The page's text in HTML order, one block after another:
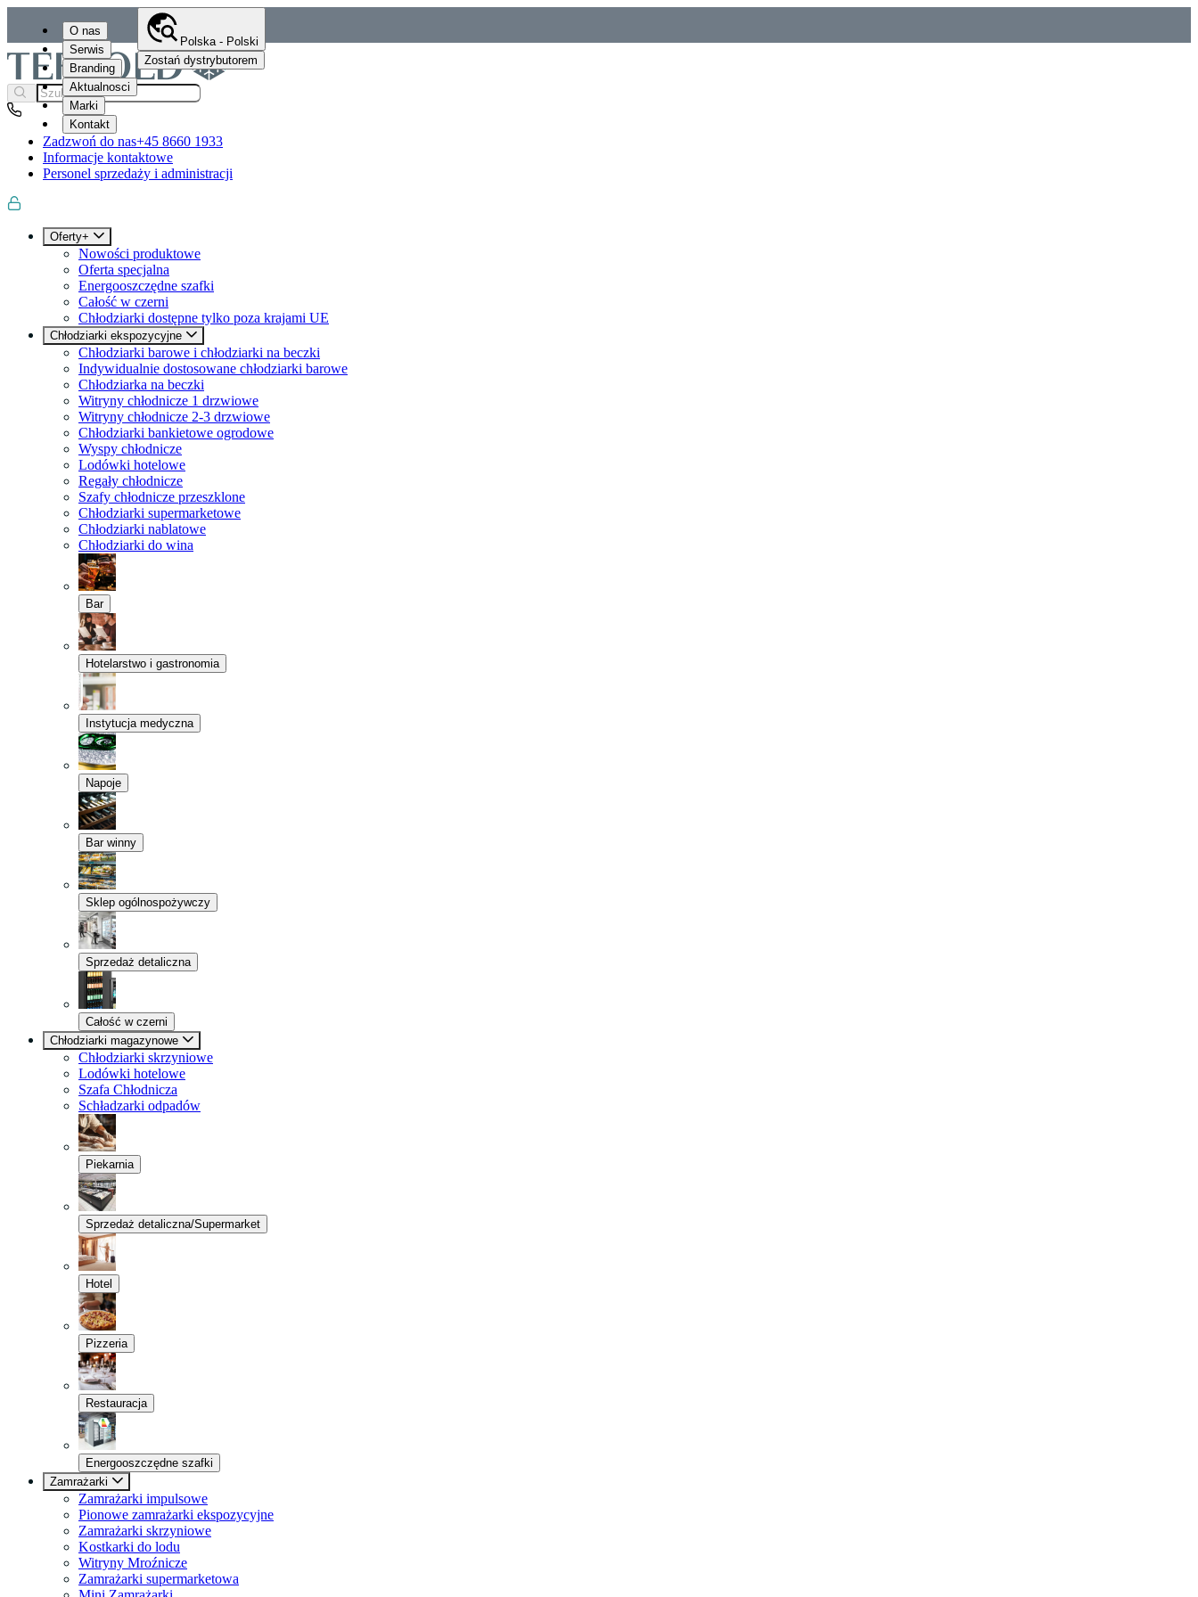
O nas
Serwis
Branding
Aktualnosci
Marki
Kontakt
Polska - Polski
Zostań dystrybutorem
Zadzwoń do nas+45 8660 1933
Informacje kontaktowe
Personel sprzedaży i administracji
Oferty+
Nowości produktowe
Oferta specjalna
Energooszczędne szafki
Całość w czerni
Chłodziarki dostępne tylko poza krajami UE
Chłodziarki ekspozycyjne
Chłodziarki barowe i chłodziarki na beczki
Indywidualnie dostosowane chłodziarki barowe
Chłodziarka na beczki
Witryny chłodnicze 1 drzwiowe
Witryny chłodnicze 2-3 drzwiowe
Chłodziarki bankietowe ogrodowe
Wyspy chłodnicze
Lodówki hotelowe
Regały chłodnicze
Szafy chłodnicze przeszklone
Chłodziarki supermarketowe
Chłodziarki nablatowe
Chłodziarki do wina
Bar
Hotelarstwo i gastronomia
Instytucja medyczna
Napoje
Bar winny
Sklep ogólnospożywczy
Sprzedaż detaliczna
Całość w czerni
Chłodziarki magazynowe
Chłodziarki skrzyniowe
Lodówki hotelowe
Szafa Chłodnicza
Schładzarki odpadów
Piekarnia
Sprzedaż detaliczna/Supermarket
Hotel
Pizzeria
Restauracja
Energooszczędne szafki
Zamrażarki
Zamrażarki impulsowe
Pionowe zamrażarki ekspozycyjne
Zamrażarki skrzyniowe
Kostkarki do lodu
Witryny Mroźnicze
Zamrażarki supermarketowa